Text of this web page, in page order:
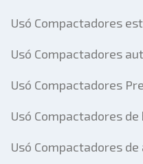
Usó Compactadores
Usó Compactadores
Usó Compactadores
Usó Compactadores
Usó Compactadores